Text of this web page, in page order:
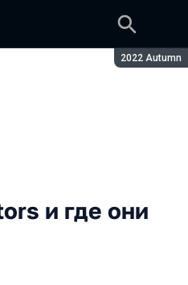
Сезон:
2022 Autumn
и где они